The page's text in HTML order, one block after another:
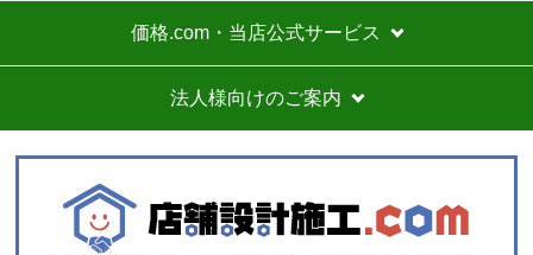
価格.com・当店公式サービス
法人様向けのご案内